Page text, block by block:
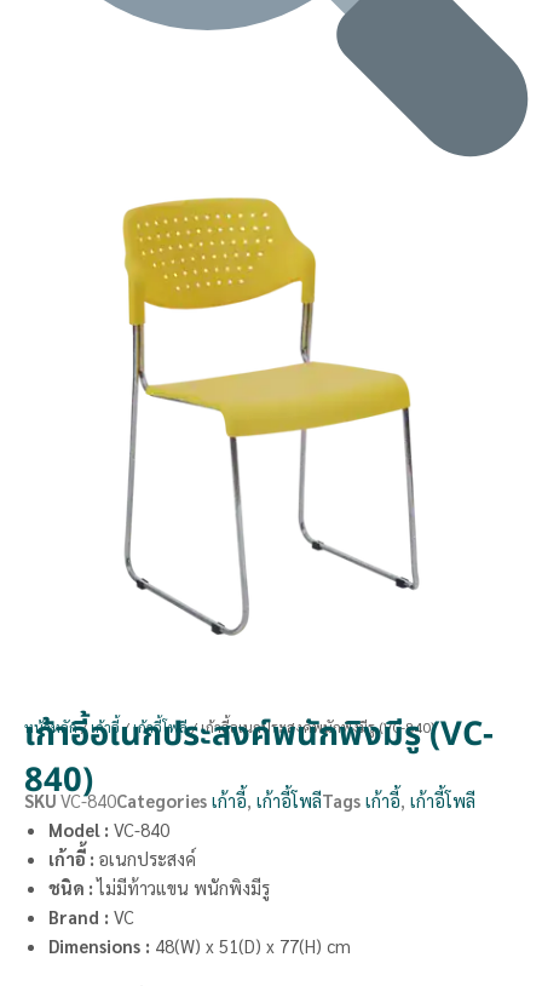
หน้าหลัก/เก้าอี้/เก้าอี้โพลี/ เก้าอี้อเนกประสงค์พนักพิงมีรู (VC-840)
เก้าอี้อเนกประสงค์พนักพิงมีรู (VC-
840)
SKU VC-840Categories เก้าอี้, เก้าอี้โพลีTags เก้าอี้, เก้าอี้โพลี
Model : VC-840
เก้าอี้ : อเนกประสงค์
ชนิด :ไม่มีท้าวแขน พนักพิงมีรู
Brand : VC
Dimensions : 48(W) x 51(D) x 77(H) cm